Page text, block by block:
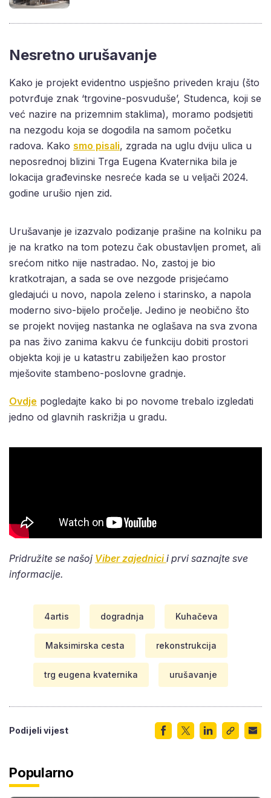
Nesretno urušavanje
Kako je projekt evidentno uspješno priveden kraju (što
potvrđuje znak ‘trgovine-posvuduše’, Studenca, koji se
već nazire na prizemnim staklima), moramo podsjetiti
na nezgodu koja se dogodila na samom početku
radova. Kako smo pisali, zgrada na uglu dviju ulica u
neposrednoj blizini Trga Eugena Kvaternika bila je
lokacija građevinske nesreće kada se u veljači 2024.
godine urušio njen zid.
Urušavanje je izazvalo podizanje prašine na kolniku pa
je na kratko na tom potezu čak obustavljen promet, ali
srećom nitko nije nastradao. No, zastoj je bio
kratkotrajan, a sada se ove nezgode prisjećamo
gledajući u novo, napola zeleno i starinsko, a napola
moderno sivo-bijelo pročelje. Jedino je neobično što
se projekt novijeg nastanka ne oglašava na sva zvona
pa nas živo zanima kakvu će funkciju dobiti prostori
objekta koji je u katastru zabilježen kao prostor
mješovite stambeno-poslovne gradnje.
Ovdje pogledajte kako bi po novome trebalo izgledati
jedno od glavnih raskrižja u gradu.
Pridružite se našoj Viber zajednicii prvi saznajte sve
informacije.
4artis dogradnja Kuhačeva
Maksimirska cesta rekonstrukcija
trg eugena kvaternika urušavanje
Podijeli vijest
Popularno